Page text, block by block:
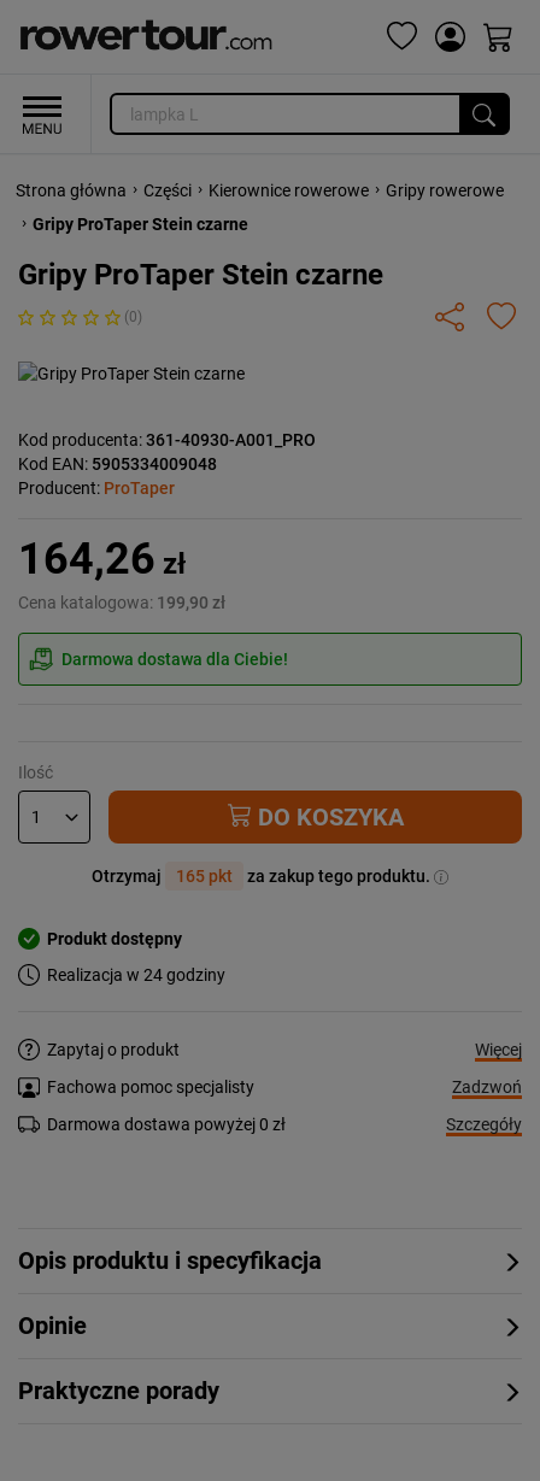
Strona główna › Części › Kierownice rowerowe › Gripy rowerowe
› Gripy ProTaper Stein czarne
Gripy ProTaper Stein czarne
(0)
Kod producenta:361-40930-A001_PRO
Kod EAN: 5905334009048
Producent: ProTaper
164,26 zł
Cena katalogowa: 199,90 zł
Darmowa dostawa dla Ciebie!
Ilość
DO KOSZYKA
Otrzymaj 165 pkt za zakup tego produktu.
Produkt dostępny
Realizacja w 24 godziny
Zapytaj o produkt
Więcej
Fachowa pomoc specjalisty
Zadzwoń
Darmowa dostawa powyżej 0 zł
Szczegóły
Opis produktu i specyfikacja
Opinie
Praktyczne porady